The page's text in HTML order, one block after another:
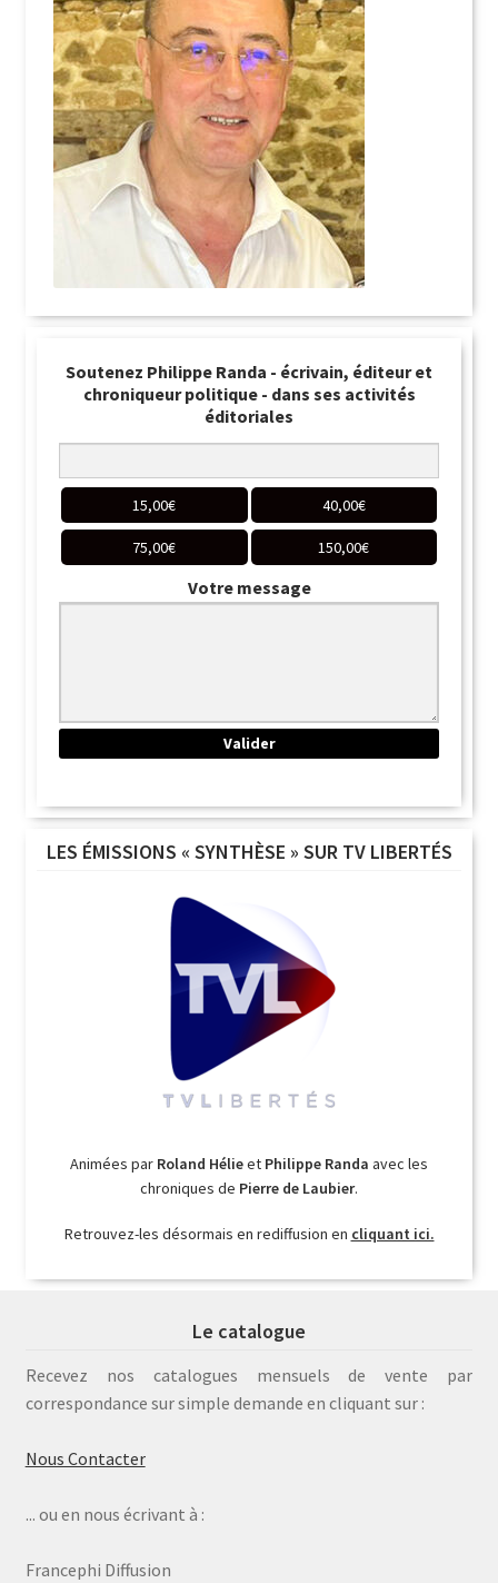
Soutenez Philippe Randa - écrivain, éditeur et
chroniqueur politique - dans ses activités
éditoriales
15,00€ 40,00€
75,00€ 150,00€
Votre message
LES ÉMISSIONS « SYNTHÈSE » SUR TV LIBERTÉS
Animées par Roland Hélieet Philippe Randa avec les
chroniques de Pierre de Laubier.
Retrouvez-les désormais en rediffusion en cliquant ici.
Le catalogue
Recevez nos catalogues mensuels de vente par
correspondance sur simple demande en cliquant sur :
Nous Contacter
... ou en nous écrivant à :
Francephi Diffusion